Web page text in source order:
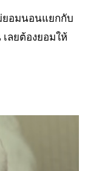
ยอมนอนแยกกับ
ลยต้องยอมให้